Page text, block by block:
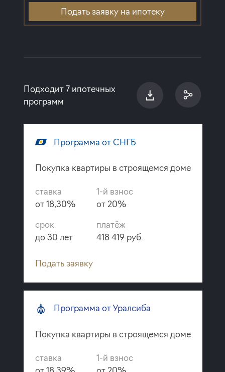
Подать заявку на ипотеку
Подходит 7 ипотечных
программ
Программа от СНГБ
Покупка квартиры в строящемся доме
ставка
от 18,30%
1-й взнос
от 20%
срок
до 30 лет
платёж
418 419 руб.
Подать заявку
Программа от Уралсиба
Покупка квартиры в строящемся доме
ставка
1-й взнос